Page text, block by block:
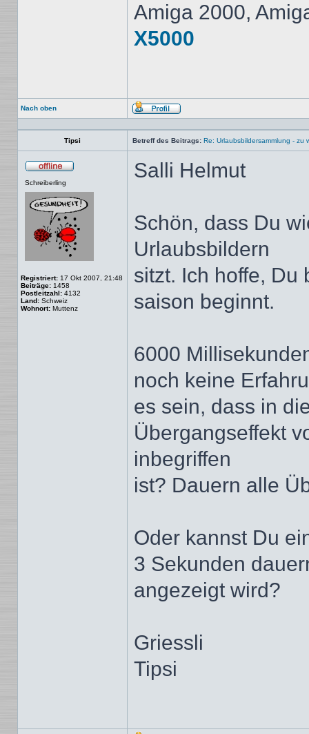
Amiga 2000,
X5000
Nach oben
Profil
Tipsi Betreff des Beitrags: Re: Urlaubsbildersammlung - zu
Schreiberling
Registriert: 17 Okt 2007, 21:48
Beiträge: 1458
Postleitzahl: 4132
Land: Schweiz
Wohnort: Muttenz
Salli Helmut
Schön, dass Du
Urlaubsbildern
sitzt. Ich hoffe, Du
saison beginnt.
6000
noch keine
es sein, dass in
Übergangseffekt
inbegriffen
ist? Dauern alle
Oder kannst Du
3 Sekunden
angezeigt wird?
Griessli
Tipsi